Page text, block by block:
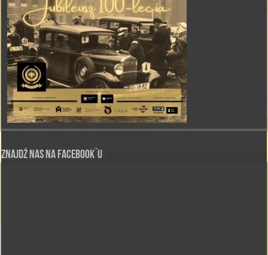
Znajdź nas na Facebook`u